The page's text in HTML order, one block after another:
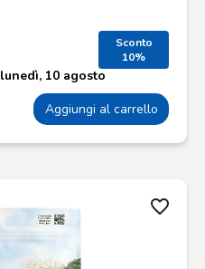
Sconto
10%
lunedì, 10 agosto
Aggiungi al carrello
favorite_border